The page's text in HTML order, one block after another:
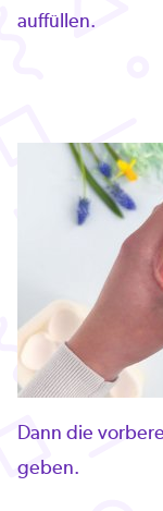
auffüllen.
Dann die
geben.